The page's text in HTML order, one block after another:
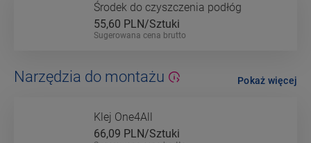
Środek do czyszczenia podłóg
55,60 PLN/Sztuki
Sugerowana cena brutto
Narzędzia do montażu
Klej One4All
66,09 PLN/Sztuki
Pokaż więcej